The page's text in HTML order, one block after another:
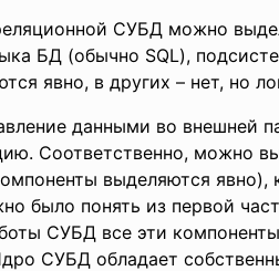
СУБД можно
БД (обычно SQL),
явно, в других – нет, но
данными во внешней
Соответственно, можно
выделяются
было понять из первой
СУБД все эти
СУБД обладает